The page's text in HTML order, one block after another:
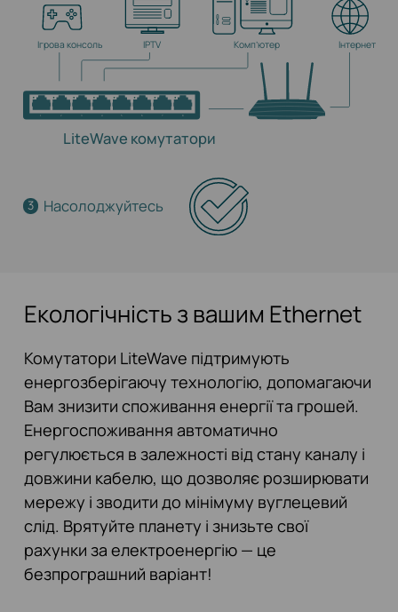
Ігрова консоль IPTV Комп’ютер Інтернет
LiteWave комутатори
3 Насолоджуйтесь
Екологічність з вашим Ethernet
Комутатори LiteWave підтримують
енергозберігаючу технологію, допомагаючи
Вам знизити споживання енергії та грошей.
Енергоспоживання автоматично
регулюється в залежності від стану каналу і
довжини кабелю, що дозволяє розширювати
мережу і зводити до мінімуму вуглецевий
слід. Врятуйте планету і знизьте свої
рахунки за електроенергію — це
безпрограшний варіант!